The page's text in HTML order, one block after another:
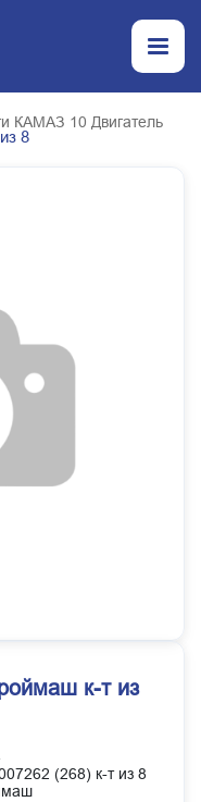
КАМАЗ 10 Двигатель
8
к-т из
(268) к-т из 8